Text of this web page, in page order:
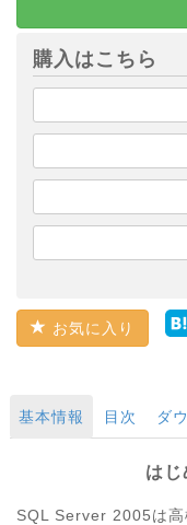
購入はこちら
お気に入り
基本情報 目次 ダ
は
SQL Server 2005は高